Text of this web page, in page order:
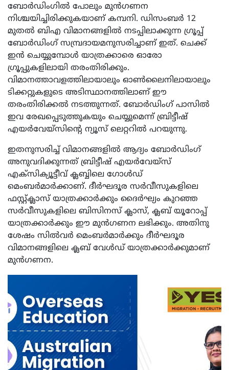
ബോര്‍ഡിംഗില്‍ പോലും മുന്‍ഗണന
നിശ്ചയിച്ചിരിക്കുകയാണ് കമ്പനി. ഡിസംബര്‍ 12
മുതല്‍ ബിഎ വിമാനങ്ങളില്‍ നടപ്പിലാക്കുന്ന ഗ്രൂപ്പ്
ബോര്‍ഡിംഗ് സമ്പ്രദായമനുസരിച്ചാണ് ഇത്. ചെക്ക്
ഇന്‍ ചെയ്യുമ്പോള്‍ യാത്രക്കാരെ ഓരോ
ഗ്രൂപ്പുകളിലായി തരംതിരിക്കും.
വിമാനത്താവളത്തിലായാലും ഓണ്‍ലൈനിലായാലും
ടിക്കറ്റുകളുടെ അടിസ്ഥാനത്തിലാണ് ഈ
തരംതിരിക്കല്‍ നടത്തുന്നത്. ബോര്‍ഡിംഗ് പാസില്‍
ഇവ രേഖപ്പെടുത്തുകയും ചെയ്യുമെന്ന് ബ്രിട്ടീഷ്
എയര്‍വേയ്‌സിന്റെ ന്യൂസ് ലെറ്ററില്‍ പറയുന്നു.
ഇതനുസരിച്ച് വിമാനങ്ങളില്‍ ആദ്യം ബോര്‍ഡിംഗ്
അനുവദിക്കുന്നത് ബ്രിട്ടീഷ് എയര്‍വേയ്‌സ്
എക്‌സിക്യൂട്ടീവ് ക്ലബ്ബിലെ ഗോള്‍ഡ്
മെംബര്‍മാര്‍ക്കാണ്. ദീര്‍ഘദൂര സര്‍വീസുകളിലെ
ഫസ്റ്റ്ക്ലാസ് യാത്രക്കാര്‍ക്കും ദൈര്‍ഘ്യം കുറഞ്ഞ
സര്‍വീസുകളിലെ ബിസിനസ് ക്ലാസ്, ക്ലബ് യൂറോപ്പ്
യാത്രക്കാര്‍ക്കും ഈ മുന്‍ഗണന ലഭിക്കും. അതിനു
ശേഷം സില്‍വര്‍ മെംബര്‍മാര്‍ക്കും ദീര്‍ഘദൂര
വിമാനങ്ങളിലെ ക്ലബ് വേള്‍ഡ് യാത്രക്കാര്‍ക്കുമാണ്
മുന്‍ഗണന.